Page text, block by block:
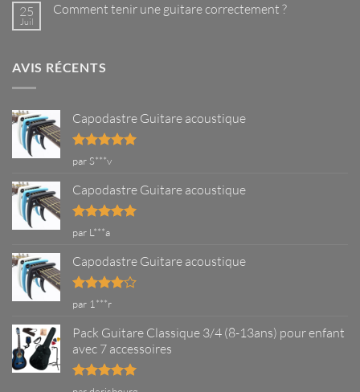
savoir
monde
Histoire
25
Juil
Comment tenir une guitare correctement ?
tenir
?
AVIS RÉCENTS
Capodastre Guitare acoustique
Note5sur
par S***v
Capodastre Guitare acoustique
Note5
par L***a
Capodastre Guitare acoustique
Note4
par 1***r
Pack Guitare Classique 3/4 (8-13ans) pour enfant
avec 7 accessoires
Note5sur